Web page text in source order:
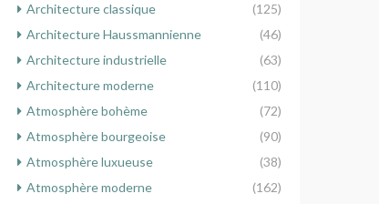
Architecture classique
(125)
Architecture Haussmannienne
(46)
Architecture industrielle
(63)
Architecture moderne
(110)
Atmosphère bohème
(72)
Atmosphère bourgeoise
(90)
Atmosphère luxueuse
(38)
Atmosphère moderne
(162)